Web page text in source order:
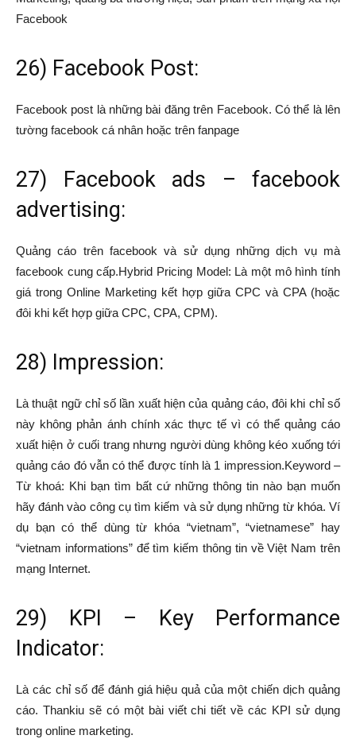
Facebook
26) Facebook Post:
Facebook post là những bài đăng trên Facebook. Có thể là lên
tường facebook cá nhân hoặc trên fanpage
27) Facebook ads – facebook
advertising:
Quảng cáo trên facebook và sử dụng những dịch vụ mà
facebook cung cấp.Hybrid Pricing Model: Là một mô hình tính
giá trong Online Marketing kết hợp giữa CPC và CPA (hoặc
đôi khi kết hợp giữa CPC, CPA, CPM).
28) Impression:
Là thuật ngữ chỉ số lần xuất hiện của quảng cáo, đôi khi chỉ số
này không phản ánh chính xác thực tế vì có thể quảng cáo
xuất hiện ở cuối trang nhưng người dùng không kéo xuống tới
quảng cáo đó vẫn có thể được tính là 1 impression.Keyword –
Từ khoá: Khi bạn tìm bất cứ những thông tin nào bạn muốn
hãy đánh vào công cụ tìm kiếm và sử dụng những từ khóa. Ví
dụ bạn có thể dùng từ khóa “vietnam”, “vietnamese” hay
“vietnam informations” để tìm kiếm thông tin về Việt Nam trên
mạng Internet.
29) KPI – Key Performance
Indicator:
Là các chỉ số để đánh giá hiệu quả của một chiến dịch quảng
cáo. Thankiu sẽ có một bài viết chi tiết về các KPI sử dụng
trong online marketing.